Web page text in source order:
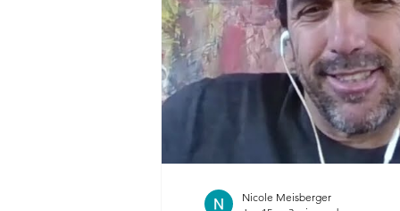
Nicole Meisberger